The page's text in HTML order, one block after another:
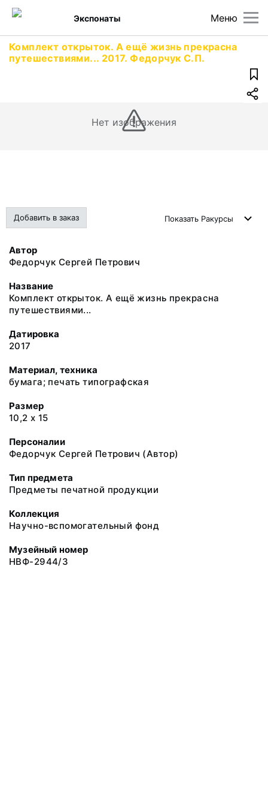
Меню
Экспонаты
Комплект открыток. А ещё жизнь прекрасна
путешествиями... 2017. Федорчук С.П.
Нет изображения
Добавить в заказ Показать Ракурсы
Автор
Федорчук Сергей Петрович
Название
Комплект открыток. А ещё жизнь прекрасна
путешествиями...
Датировка
2017
Материал, техника
бумага; печать типографская
Размер
10,2 х 15
Персоналии
Федорчук Сергей Петрович (Автор)
Тип предмета
Предметы печатной продукции
Коллекция
Научно-вспомогательный фонд
Музейный номер
НВФ-2944/3